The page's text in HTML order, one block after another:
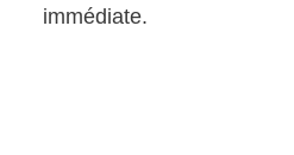
immédiate.